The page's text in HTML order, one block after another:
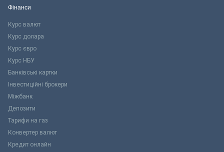
Фінанси
Курс валют
Курс долара
Курс євро
Курс НБУ
Банківські картки
Інвестиційні брокери
Міжбанк
Депозити
Тарифи на газ
Конвертер валют
Кредит онлайн